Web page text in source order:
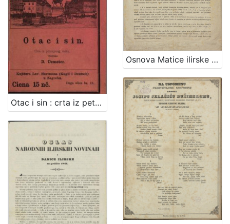
Otac i sin : crta iz petnajstog vieka / pripovieda ju D. Demeter
Osnova Matice ilirske / od ravniteljstva družtva čitaonice ilirske zagrebačke